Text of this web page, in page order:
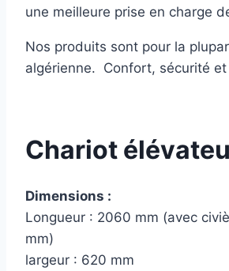
une meilleure prise en charge
Nos produits sont pour la
algérienne. Confort, sécurité
Chariot
Dimensions :
Longueur : 2060 mm (avec
mm)
largeur : 620 mm